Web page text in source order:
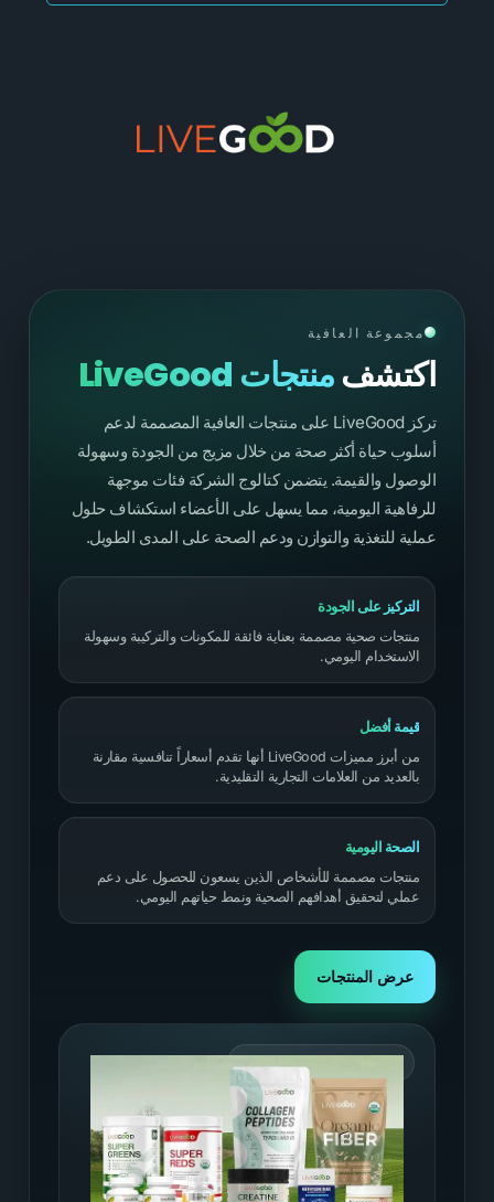
مجموعة العافية
اكتشفمنتجات LiveGood
تركز LiveGood على منتجات العافية المصممة لدعم
أسلوب حياة أكثر صحة من خلال مزيج من الجودة وسهولة
الوصول والقيمة. يتضمن كتالوج الشركة فئات موجهة
للرفاهية اليومية، مما يسهل على الأعضاء استكشاف حلول
عملية للتغذية والتوازن ودعم الصحة على المدى الطويل.
التركيز على الجودة
منتجات صحية مصممة بعناية فائقة للمكونات والتركيبة وسهولة
الاستخدام اليومي.
قيمة أفضل
من أبرز مميزات LiveGood أنها تقدم أسعاراً تنافسية مقارنة
بالعديد من العلامات التجارية التقليدية.
الصحة اليومية
منتجات مصممة للأشخاص الذين يسعون للحصول على دعم
عملي لتحقيق أهدافهم الصحية ونمط حياتهم اليومي.
عرض المنتجات